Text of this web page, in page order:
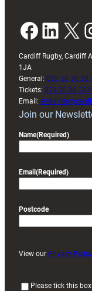
Facebook LinkedIn X
Cardiff Rugby, Cardiff
1JA
General: 029 20 30 20
Tickets: 029 20 30
Email:
Join our
Name(Required)
Email (Required)
Postcode
View our Privacy Policy
Please tick this